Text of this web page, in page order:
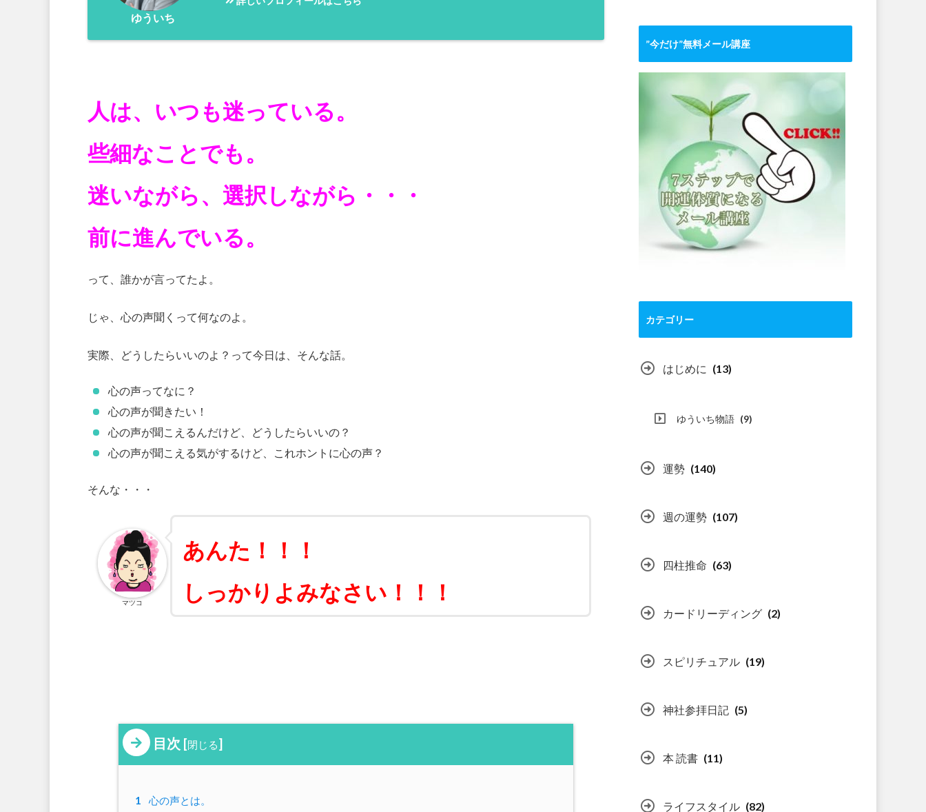
ゆういち
人は、いつも迷っている。
些細なことでも。
迷いながら、選択しながら・・・
前に進んでいる。
って、誰かが言ってたよ。
じゃ、心の声聞くって何なのよ。
実際、どうしたらいいのよ？って今日は、そんな話。
心の声ってなに？
心の声が聞きたい！
心の声が聞こえるんだけど、どうしたらいいの？
心の声が聞こえる気がするけど、これホントに心の声？
そんな・・・
あんた！！！
しっかりよみなさい！！！
マツコ
目次 [閉じる]
1 心の声とは。
”今だけ”無料メール講座
カテゴリー
はじめに (13)
ゆういち物語 (9)
運勢 (140)
週の運勢 (107)
四柱推命 (63)
カードリーディング (2)
スピリチュアル (19)
神社参拝日記 (5)
本 読書 (11)
ライフスタイル (82)